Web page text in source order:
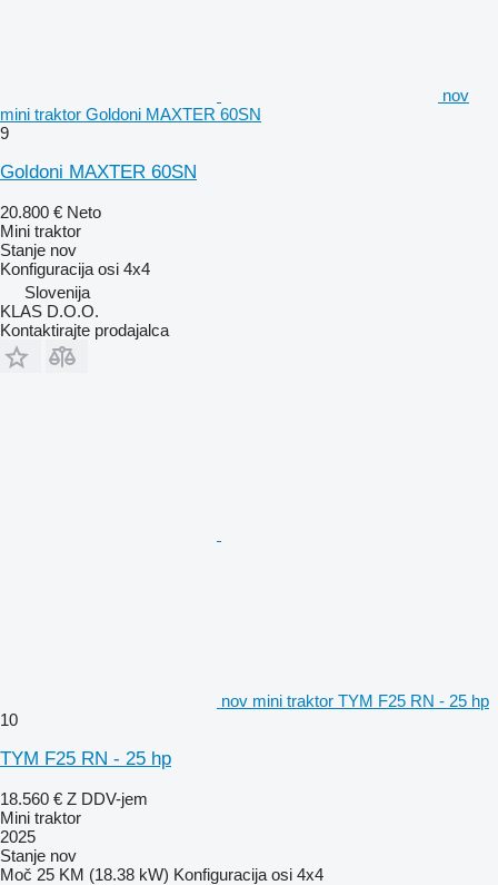
nov
mini traktor Goldoni MAXTER 60SN
9
Goldoni MAXTER 60SN
20.800 € Neto
Mini traktor
Stanje nov
Konfiguracija osi 4x4
Slovenija
KLAS D.O.O.
Kontaktirajte prodajalca
nov mini traktor TYM F25 RN - 25 hp
10
TYM F25 RN - 25 hp
18.560 € Z DDV-jem
Mini traktor
2025
Stanje nov
Moč 25 KM (18.38 kW) Konfiguracija osi 4x4